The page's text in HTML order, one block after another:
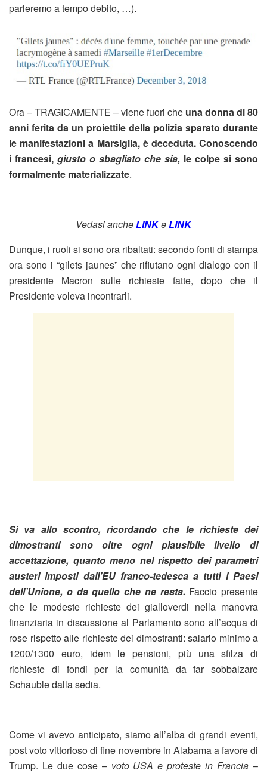
parleremo a tempo debito, …).
Ora – TRAGICAMENTE – viene fuori che una donna di 80
anni ferita da un proiettile della polizia sparato durante
le manifestazioni a Marsiglia, è deceduta. Conoscendo
i francesi, giusto o sbagliato che sia, le colpe si sono
formalmente materializzate.
Vedasi ancheLINKeLINK
Dunque, i ruoli si sono ora ribaltati: secondo fonti di stampa
ora sono i “gilets jaunes” che rifiutano ogni dialogo con il
presidente Macron sulle richieste fatte, dopo che il
Presidente voleva incontrarli.
Si va allo scontro, ricordando che le richieste dei
dimostranti sono oltre ogni plausibile livello di
accettazione, quanto meno nel rispetto dei parametri
austeri imposti dall’EU franco-tedesca a tutti i Paesi
dell’Unione, o da quello che ne resta. Faccio presente
che le modeste richieste dei gialloverdi nella manovra
finanziaria in discussione al Parlamento sono all’acqua di
rose rispetto alle richieste dei dimostranti: salario minimo a
1200/1300 euro, idem le pensioni, più una sfilza di
richieste di fondi per la comunità da far sobbalzare
Schauble dalla sedia.
Come vi avevo anticipato, siamo all’alba di grandi eventi,
post voto vittorioso di fine novembre in Alabama a favore di
Trump. Le due cose – voto USA e proteste in Francia –